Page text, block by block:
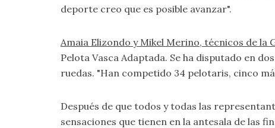
deporte creo que es posible avanzar".
Amaia Elizondo y Mikel Merino, técnicos de la
Pelota Vasca Adaptada. Se ha disputado en
ruedas. "Han competido 34 pelotaris, cinco
Después de que todos y todas las
sensaciones que tienen en la antesala de las